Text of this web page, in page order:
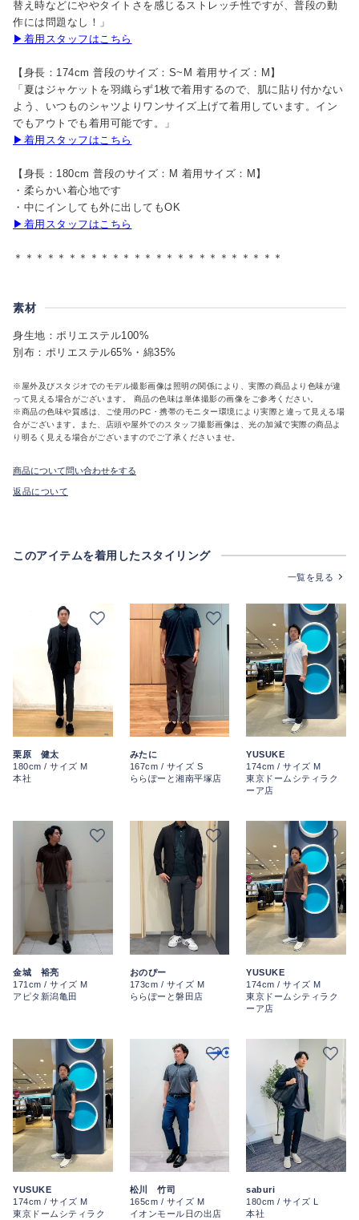
替え時などにややタイトさを感じるストレッチ性ですが、普段の動
作には問題なし！」
▶着用スタッフはこちら
【身長：174cm 普段のサイズ：S~M 着用サイズ：M】
「夏はジャケットを羽織らず1枚で着用するので、肌に貼り付かない
よう、いつものシャツよりワンサイズ上げて着用しています。イン
でもアウトでも着用可能です。」
▶着用スタッフはこちら
【身長：180cm 普段のサイズ：M 着用サイズ：M】
・柔らかい着心地です
・中にインしても外に出してもOK
▶着用スタッフはこちら
＊＊＊＊＊＊＊＊＊＊＊＊＊＊＊＊＊＊＊＊＊＊＊＊＊
素材
身生地：ポリエステル100%
別布：ポリエステル65%・綿35%
※屋外及びスタジオでのモデル撮影画像は照明の関係により、実際の商品より色味が違
って見える場合がございます。 商品の色味は単体撮影の画像をご参考ください。
※商品の色味や質感は、ご使用のPC・携帯のモニター環境により実際と違って見える場
合がございます。また、店頭や屋外でのスタッフ撮影画像は、光の加減で実際の商品よ
り明るく見える場合がございますのでご了承くださいませ。
商品について問い合わせをする
返品について
このアイテムを着用したスタイリング
一覧を見る
栗原 健太
180cm / サイズ M
本社
みたに
167cm / サイズ S
ららぽーと湘南平塚店
YUSUKE
174cm / サイズ M
東京ドームシティラク
ーア店
金城 裕亮
171cm / サイズ M
アピタ新潟亀田
おのぴー
173cm / サイズ M
ららぽーと磐田店
YUSUKE
174cm / サイズ M
東京ドームシティラク
ーア店
YUSUKE
174cm / サイズ M
東京ドームシティラク
松川 竹司
165cm / サイズ M
イオンモール日の出店
saburi
180cm / サイズ L
本社